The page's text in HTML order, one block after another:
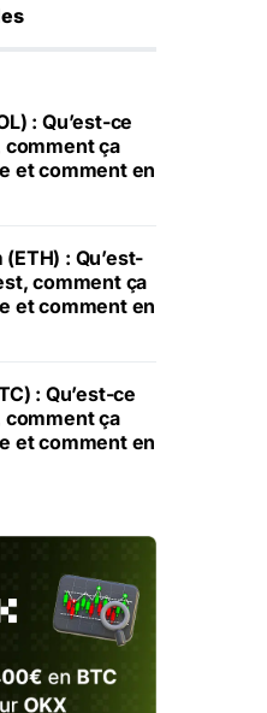
: Qu’est-ce
comment ça
et comment en
: Qu’est-
comment ça
et comment en
: Qu’est-ce
comment ça
et comment en